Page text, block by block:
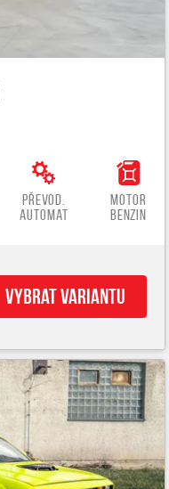
Převod.
automat
Motor
benzin
Vybrat variantu